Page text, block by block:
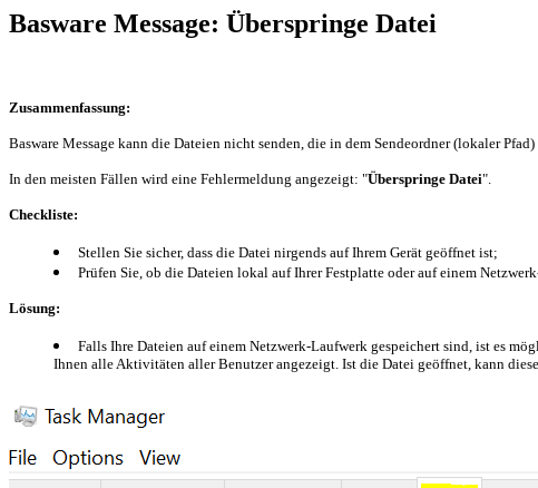
Basware Message: Überspringe Datei
Zusammenfassung:
Basware Message kann die Dateien nicht senden, die in dem Sendeordner (lokaler
In den meisten Fällen wird eine Fehlermeldung angezeigt: "Überspringe Datei".
Checkliste:
Stellen Sie sicher, dass die Datei nirgends auf Ihrem Gerät geöffnet ist;
Prüfen Sie, ob die Dateien lokal auf Ihrer Festplatte oder auf einem
Lösung:
Falls Ihre Dateien auf einem Netzwerk-Laufwerk gespeichert sind, ist es
Ihnen alle Aktivitäten aller Benutzer angezeigt. Ist die Datei geöffnet, kann